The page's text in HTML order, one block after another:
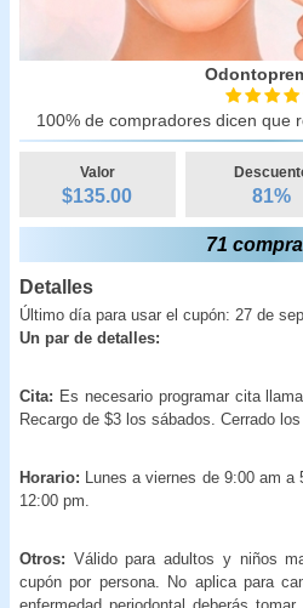
100% de compradores dicen que
Valor
$135.00 81%
71
Detalles
Último día para usar el cupón: 27 de
Un par de detalles:
Cita: Es necesario programar cita
Recargo de $3 los sábados. Cerrado
Horario:
Lunes a viernes de 9:00 am
12:00 pm.
Otros: Válido para adultos y niños
cupón por persona. No aplica para